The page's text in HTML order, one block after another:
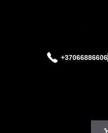
+37066886606